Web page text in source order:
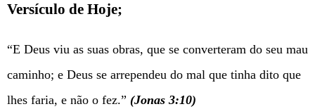
Versículo de Hoje;
“E Deus viu as suas obras, que se converteram do seu mau
caminho; e Deus se arrependeu do mal que tinha dito que
lhes faria, e não o fez.” (Jonas 3:10)